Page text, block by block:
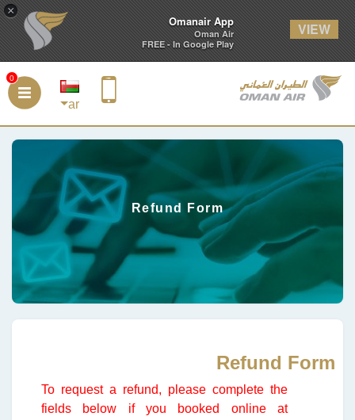
×
Omanair App
Oman Air
FREE - In Google Play
VIEW
0
ar
Refund Form
Refund Form
To request a refund, please complete the
fields below if you booked online at